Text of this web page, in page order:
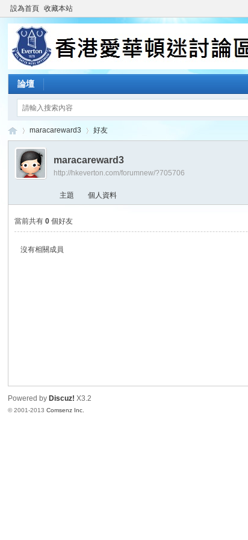
設為首頁 收藏本站
論壇
›
maracareward3 好友
maracareward3
http://hkeverton.com/forumnew/?705706
主題 個人資料
當前共有0 個好友
沒有相關成員
Powered by Discuz! X3.2
© 2001-2013Comsenz Inc.